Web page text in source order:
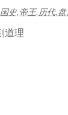
国史,帝王,历代,